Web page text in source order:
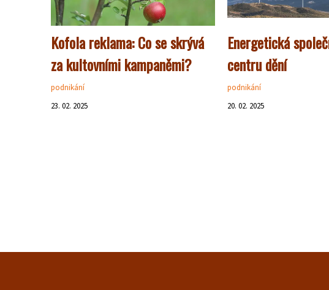
Kofola reklama: Co se skrývá
za kultovními kampaněmi?
podnikání
23. 02. 2025
Energetická
centru dění
podnikání
20. 02. 2025